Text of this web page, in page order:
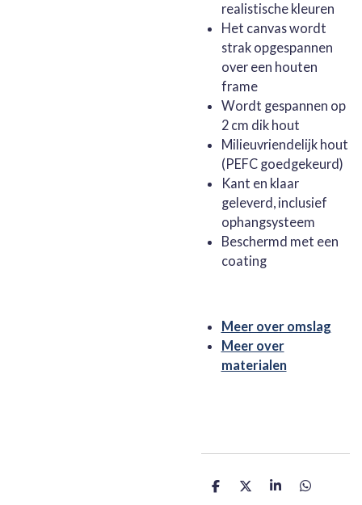
realistische kleuren
Het canvas wordt
strak opgespannen
over een houten
frame
Wordt gespannen op
2 cm dik hout
Milieuvriendelijk hout
(PEFC goedgekeurd)
Kant en klaar
geleverd, inclusief
ophangsysteem
Beschermd met een
coating
Meer over omslag
Meer over
materialen
D
D
S
D